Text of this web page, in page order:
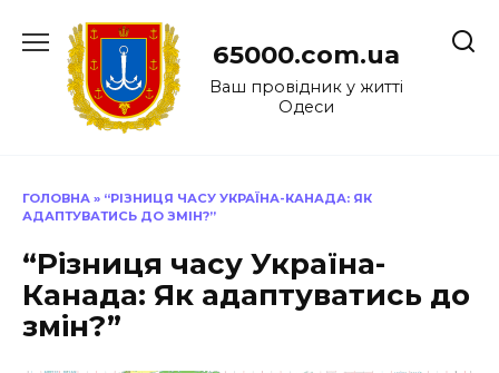
до
65000.com.ua
Ваш провідник у житті
Одеси
ГОЛОВНА » “РІЗНИЦЯ ЧАСУ УКРАЇНА-КАНАДА: ЯК
АДАПТУВАТИСЬ ДО ЗМІН?”
“Різниця часу Україна-
Канада: Як адаптуватись до
змін?”